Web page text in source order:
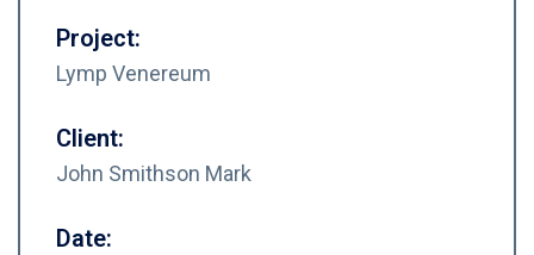
Project:
Lymp Venereum
Client:
John Smithson Mark
Date: